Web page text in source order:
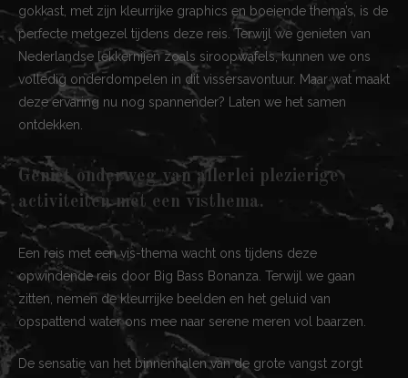
gokkast, met zijn kleurrijke graphics en boeiende thema’s, is de
perfecte metgezel tijdens deze reis. Terwijl we genieten van
Nederlandse lekkernijen zoals siroopwafels, kunnen we ons
volledig onderdompelen in dit vissersavontuur. Maar wat maakt
deze ervaring nu nog spannender? Laten we het samen
ontdekken.
Geniet onderweg van allerlei plezierige
activiteiten met een visthema.
Een reis met een vis-thema wacht ons tijdens deze
opwindende reis door Big Bass Bonanza. Terwijl we gaan
zitten, nemen de kleurrijke beelden en het geluid van
opspattend water ons mee naar serene meren vol baarzen.
De sensatie van het binnenhalen van de grote vangst zorgt